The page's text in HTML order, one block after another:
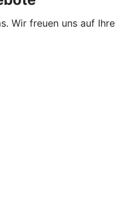
Wir freuen uns auf Ihre